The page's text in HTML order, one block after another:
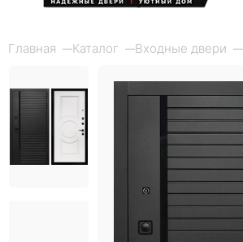
Главная Каталог Входные двери